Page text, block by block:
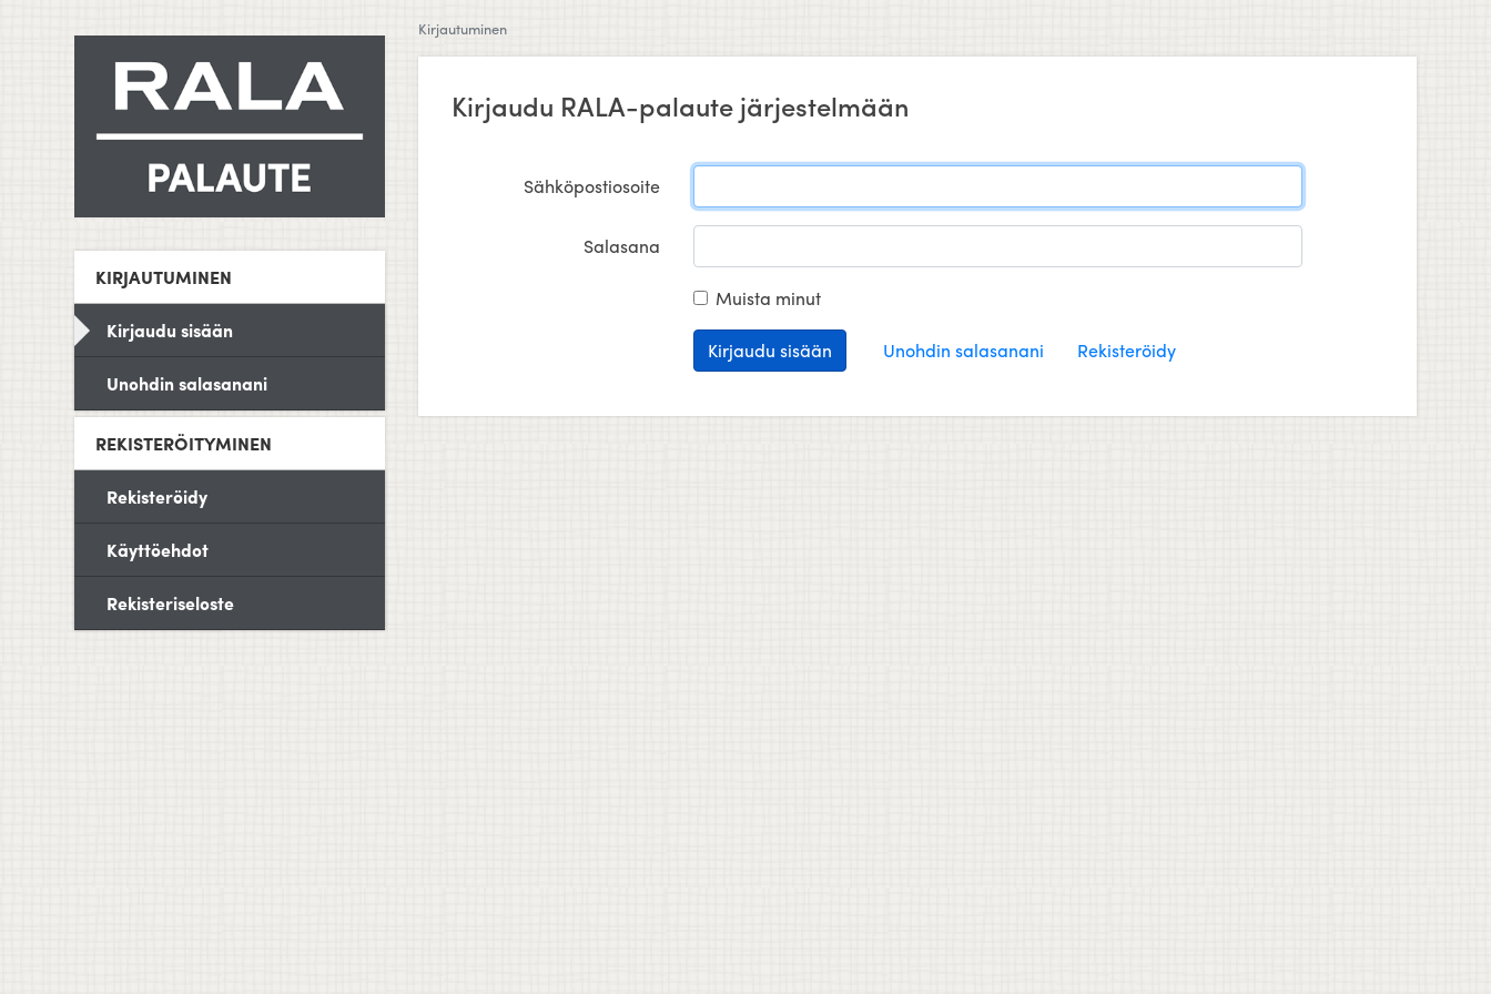
KIRJAUTUMINEN
Kirjaudu sisään
Unohdin salasanani
REKISTERÖITYMINEN
Rekisteröidy
Käyttöehdot
Rekisteriseloste
Kirjautuminen
Kirjaudu RALA-palaute järjestelmään
Sähköpostiosoite
Salasana
Muista minut
Kirjaudu sisään Unohdin salasanani Rekisteröidy